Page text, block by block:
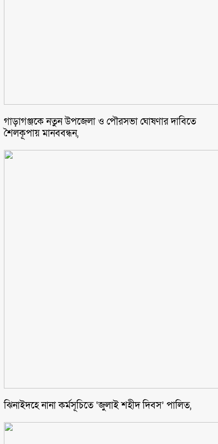
গাড়াগঞ্জকে নতুন উপজেলা ও পৌরসভা ঘোষণার দাবিতে
শৈলকূপায় মানববন্ধন,
ঝিনাইদহে নানা কর্মসূচিতে ‘জুলাই শহীদ দিবস’ পালিত,